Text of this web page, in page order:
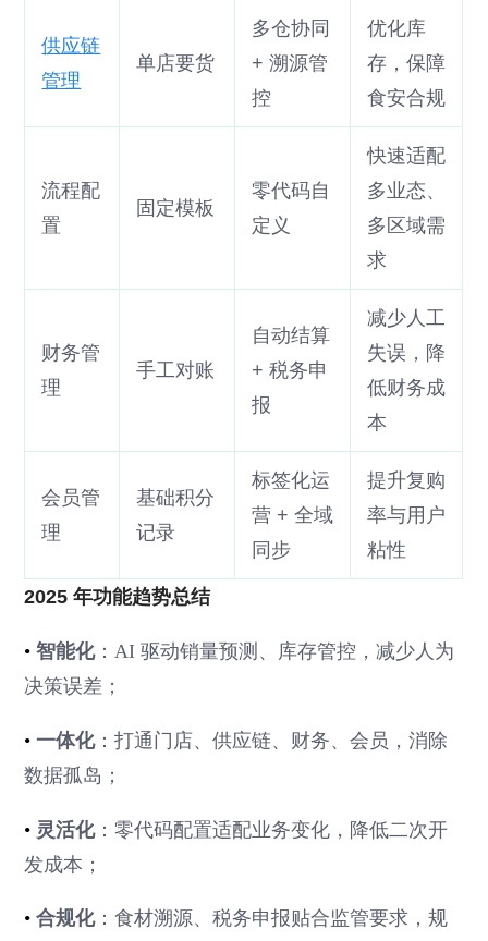
供应链
管理
单店要货
多仓协同
+ 溯源管
控
优化库
存，保障
食安合规
流程配
置
固定模板
零代码自
定义
快速适配
多业态、
多区域需
求
财务管
理
手工对账
自动结算
+ 税务申
报
减少人工
失误，降
低财务成
本
会员管
理
基础积分
记录
标签化运
营 + 全域
同步
提升复购
率与用户
粘性
2025 年功能趋势总结
•智能化：AI 驱动销量预测、库存管控，减少人为
决策误差；
•一体化：打通门店、供应链、财务、会员，消除
数据孤岛；
• 灵活化：零代码配置适配业务变化，降低二次开
发成本；
•合规化：食材溯源、税务申报贴合监管要求，规